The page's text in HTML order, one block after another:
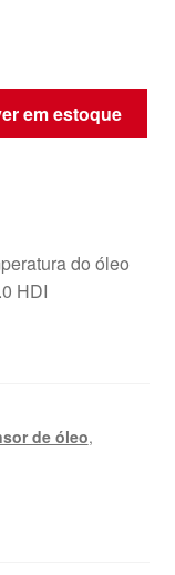
em estoque
do óleo
HDI
de óleo,